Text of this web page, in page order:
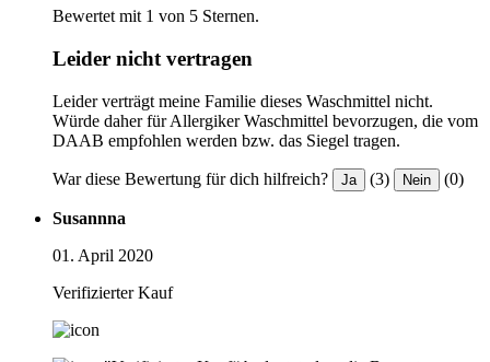
Bewertet mit 1 von 5 Sternen.
Leider nicht vertragen
Leider verträgt meine Familie dieses Waschmittel nicht.
Würde daher für Allergiker Waschmittel bevorzugen, die vom
DAAB empfohlen werden bzw. das Siegel tragen.
War diese Bewertung für dich hilfreich? Ja (3) Nein (0)
Susannna
01. April 2020
Verifizierter Kauf